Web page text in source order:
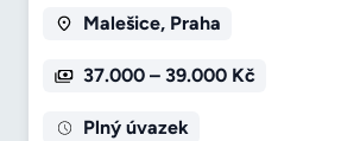
Malešice, Praha
37.000 – 39.000 Kč
Plný úvazek